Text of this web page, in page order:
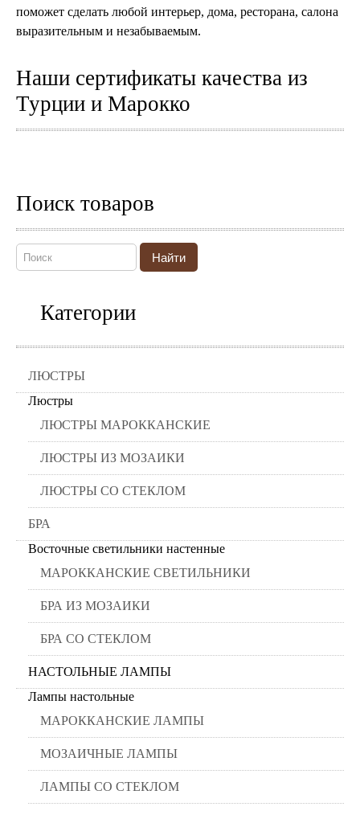
поможет сделать любой интерьер, дома, ресторана, салона
выразительным и незабываемым.
Наши сертификаты качества из
Турции и Марокко
Поиск товаров
Найти
Категории
ЛЮСТРЫ
Люстры
ЛЮСТРЫ МАРОККАНСКИЕ
ЛЮСТРЫ ИЗ МОЗАИКИ
ЛЮСТРЫ СО СТЕКЛОМ
БРА
Восточные светильники настенные
МАРОККАНСКИЕ СВЕТИЛЬНИКИ
БРА ИЗ МОЗАИКИ
БРА СО СТЕКЛОМ
НАСТОЛЬНЫЕ ЛАМПЫ
Лампы настольные
МАРОККАНСКИЕ ЛАМПЫ
МОЗАИЧНЫЕ ЛАМПЫ
ЛАМПЫ СО СТЕКЛОМ